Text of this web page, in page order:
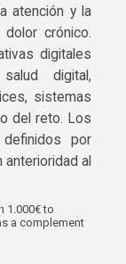
atención y la
crónico.
digitales
digital,
sistemas
del reto. Los
por
al
1.000€ to
a complement